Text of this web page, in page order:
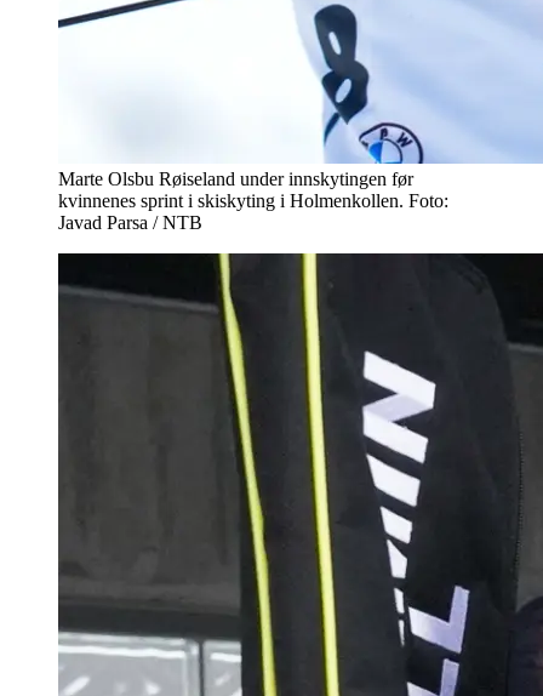
Marte Olsbu Røiseland under innskytingen før
kvinnenes sprint i skiskyting i Holmenkollen. Foto:
Javad Parsa / NTB